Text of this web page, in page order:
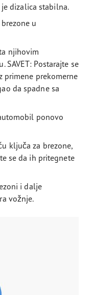
dizalica stabilna.
u
njihovim
SAVET: Postarajte se
primene prekomerne
da spadne sa
ponovo
ključa za brezone,
se da ih pritegnete
i dalje
vožnje.